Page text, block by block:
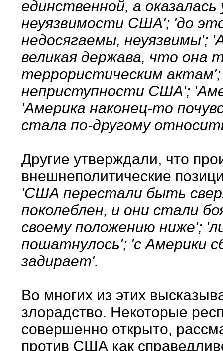
единственной, а
неуязвимости США'; 'до
недосягаемы, неуязвимы';
великая держава, что она
террористическим
неприступности США';
'Америка наконец-то
стала по-другому
Другие утверждали, что
внешнеполитические
'США перестали быть
поколеблен, и они стали
своему положению ниже';
пошатнулось'; 'с Америки
задирает'.
Во многих из этих
злорадство. Некоторые
совершенно открыто,
против США как